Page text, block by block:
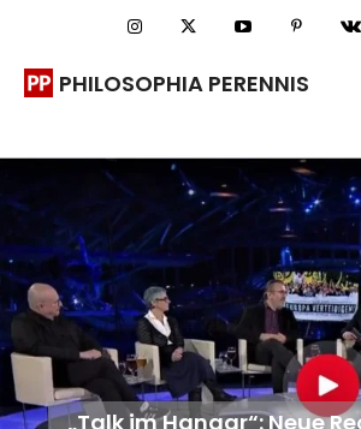
PHILOSOPHIA PERENNIS
„Talk im Hangar“: Neue